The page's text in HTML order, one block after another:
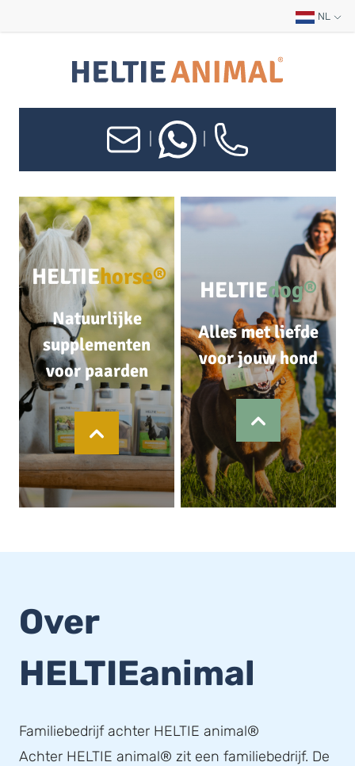
NL
HELTIEhorse®
Natuurlijke
supplementen
voor paarden
HELTIEdog®
Alles met liefde
voor jouw hond
Over
HELTIEanimal
Familiebedrijf achter HELTIE animal®
Achter HELTIE animal® zit een familiebedrijf. De